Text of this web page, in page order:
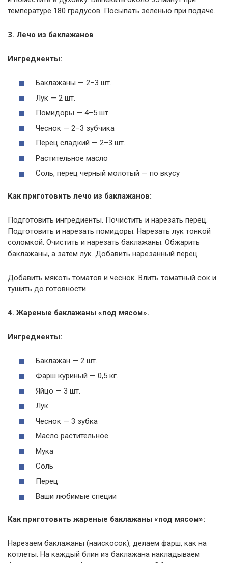
температуре 180 градусов. Посыпать зеленью при подаче.
3. Лечо из баклажанов
Ингредиенты:
Баклажаны — 2–3 шт.
Лук — 2 шт.
Помидоры — 4–5 шт.
Чеснок — 2–3 зубчика
Перец сладкий — 2–3 шт.
Растительное масло
Соль, перец черный молотый — по вкусу
Как приготовить лечо из баклажанов:
Подготовить ингредиенты. Почистить и нарезать перец.
Подготовить и нарезать помидоры. Нарезать лук тонкой
соломкой. Очистить и нарезать баклажаны. Обжарить
баклажаны, а затем лук. Добавить нарезанный перец.
Добавить мякоть томатов и чеснок. Влить томатный сок и
тушить до готовности.
4. Жареные баклажаны «под мясом».
Ингредиенты:
Баклажан — 2 шт.
Фарш куриный — 0,5 кг.
Яйцо — 3 шт.
Лук
Чеснок — 3 зубка
Масло растительное
Мука
Соль
Перец
Ваши любимые специи
Как приготовить жареные баклажаны «под мясом»:
Нарезаем баклажаны (наискосок), делаем фарш, как на
котлеты. На каждый блин из баклажана накладываем